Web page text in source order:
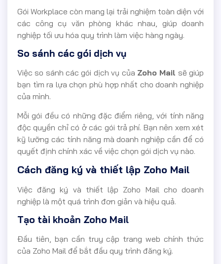
Gói Workplace còn mang lại trải nghiệm toàn diện với
các công cụ văn phòng khác nhau, giúp doanh
nghiệp tối ưu hóa quy trình làm việc hàng ngày.
So sánh các gói dịch vụ
Việc so sánh các gói dịch vụ của Zoho Mail sẽ giúp
bạn tìm ra lựa chọn phù hợp nhất cho doanh nghiệp
của mình.
Mỗi gói đều có những đặc điểm riêng, với tính năng
độc quyền chỉ có ở các gói trả phí. Bạn nên xem xét
kỹ lưỡng các tính năng mà doanh nghiệp cần để có
quyết định chính xác về việc chọn gói dịch vụ nào.
Cách đăng ký và thiết lập Zoho Mail
Việc đăng ký và thiết lập Zoho Mail cho doanh
nghiệp là một quá trình đơn giản và hiệu quả.
Tạo tài khoản Zoho Mail
Đầu tiên, bạn cần truy cập trang web chính thức
của Zoho Mail để bắt đầu quy trình đăng ký.